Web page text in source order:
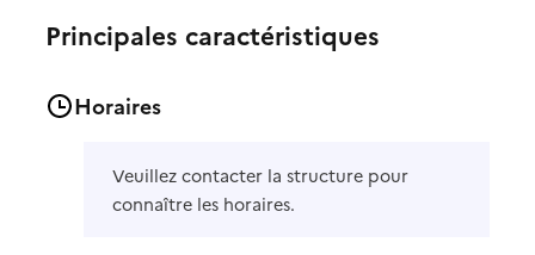
Principales caractéristiques
Horaires
Veuillez contacter la structure pour
connaître les horaires.